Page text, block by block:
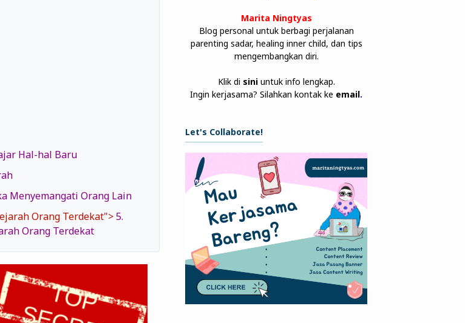
Hal-hal Baru
Menyemangati Orang Lain
Orang Terdekat">5.
Orang Terdekat
Marita Ningtyas
Blog personal untuk berbagi perjalanan
parenting sadar, healing inner child, dan tips
mengembangkan diri.
Klik di sini untuk info lengkap.
Ingin kerjasama? Silahkan kontak ke email.
Let's Collaborate!